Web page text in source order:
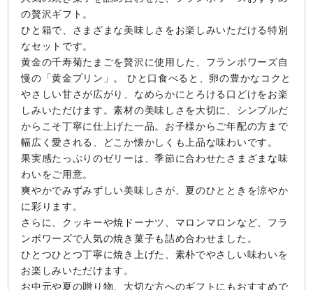
の贅沢ギフト。
ひと箱で、さまざまな美味しさをお楽しみいただける特別
なセットです。
黄金の千寿菊たまごを贅沢に使用した、フランボワーズ自
慢の「黄金プリン」。 ひと口食べると、卵の豊かなコクと
やさしい甘さが広がり、なめらかにとろける口どけをお楽
しみいただけます。素材の美味しさを大切に、シンプルだ
からこそ丁寧に仕上げた一品。お子様からご年配の方まで
幅広く愛される、どこか懐かしくも上品な味わいです。
果実感たっぷりのゼリーは、季節に合わせたさまざまな味
わいをご用意。
爽やかでみずみずしい美味しさが、夏のひとときを涼やか
に彩ります。
さらに、クッキーや焼ドーナツ、マロンマロンなど、フラ
ンボワーズで人気の焼き菓子も詰め合わせました。
ひとつひとつ丁寧に焼き上げた、素朴でやさしい味わいを
お楽しみいただけます。
お中元や夏の贈り物、大切な方へのギフトにもおすすめで